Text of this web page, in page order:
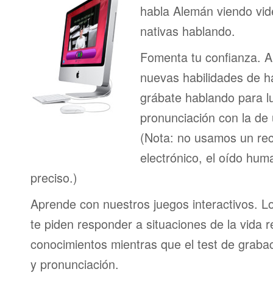
habla Alemán viendo
nativas hablando.
Fomenta tu confianza.
nuevas habilidades de
grábate hablando para
pronunciación con la
(Nota: no usamos un
electrónico, el oído
preciso.)
Aprende con nuestros juegos interactivos.
te piden responder a situaciones de la vida
conocimientos mientras que el test de
y pronunciación.